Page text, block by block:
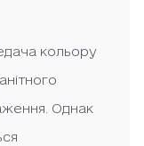
кольору
Однак